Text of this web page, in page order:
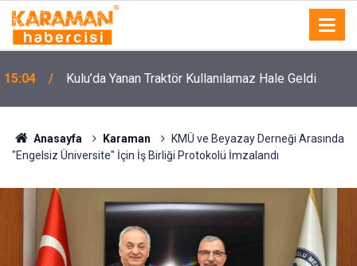
15:04 Kulu’da Yanan Traktör Kullanılamaz Hale Geldi
Anasayfa Karaman
KMÜ ve Beyazay Derneği Arasında
"Engelsiz Üniversite" İçin İş Birliği Protokolü İmzalandı